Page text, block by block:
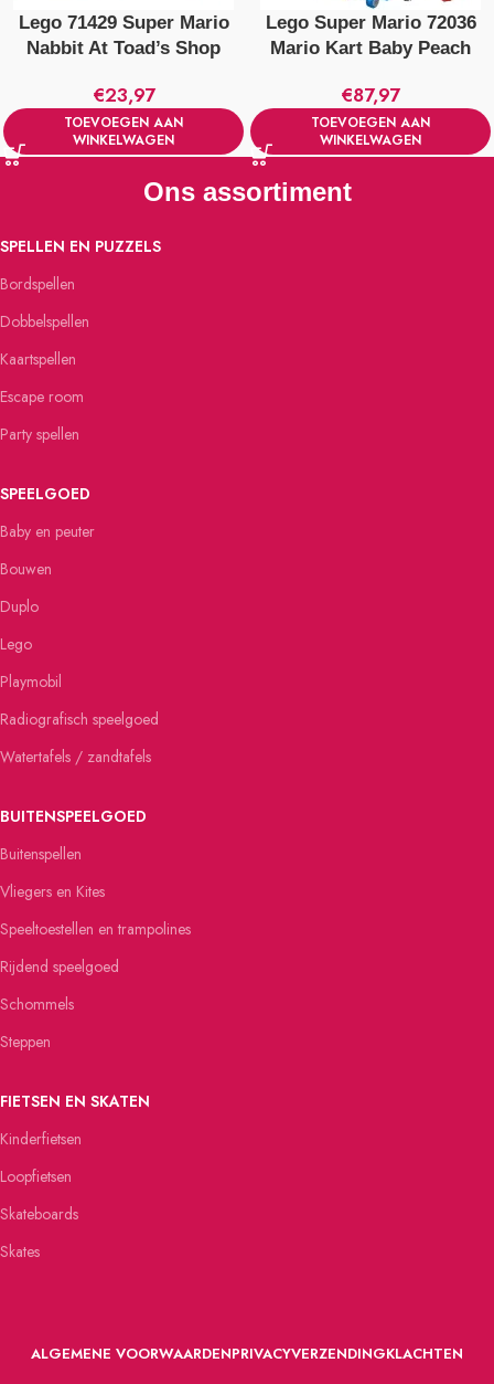
Lego 71429 Super Mario
Nabbit At Toad’s Shop
€23,97
TOEVOEGEN AAN
WINKELWAGEN
Lego Super Mario 72036
Mario Kart Baby Peach
€87,97
TOEVOEGEN AAN
WINKELWAGEN
Ons assortiment
SPELLEN EN PUZZELS
Bordspellen
Dobbelspellen
Kaartspellen
Escape room
Party spellen
SPEELGOED
Baby en peuter
Bouwen
Duplo
Lego
Playmobil
Radiografisch speelgoed
Watertafels / zandtafels
BUITENSPEELGOED
Buitenspellen
Vliegers en Kites
Speeltoestellen en trampolines
Rijdend speelgoed
Schommels
Steppen
FIETSEN EN SKATEN
Kinderfietsen
Loopfietsen
Skateboards
Skates
ALGEMENE VOORWAARDENPRIVACYVERZENDINGKLACHTEN